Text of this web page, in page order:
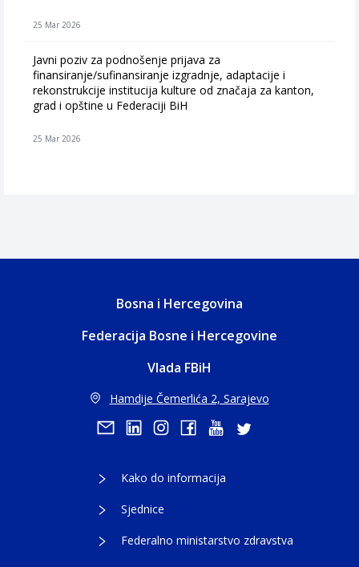
25 Mar 2026
Javni poziv za podnošenje prijava za
finansiranje/sufinansiranje izgradnje, adaptacije i
rekonstrukcije institucija kulture od značaja za kanton,
grad i opštine u Federaciji BiH
25 Mar 2026
Bosna i Hercegovina
Federacija Bosne i Hercegovine
Vlada FBiH
Hamdije Čemerlića 2, Sarajevo
Kako do informacija
Sjednice
Federalno ministarstvo zdravstva